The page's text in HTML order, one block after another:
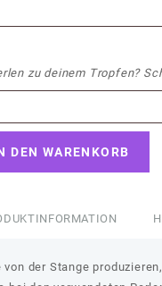
zu deinem Tropfen?
DEN WARENKORB
der Stange